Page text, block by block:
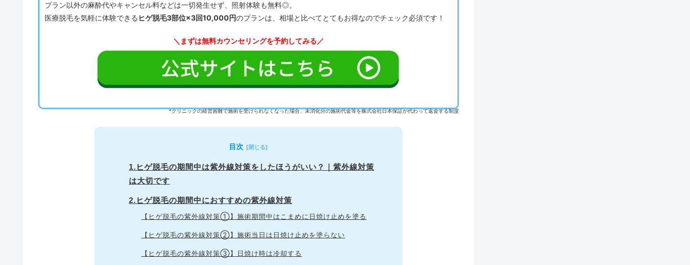
プラン以外の麻酔代やキャンセル料などは一切発生せず、照射体験も無料◎。
医療脱毛を気軽に体験できる ヒゲ脱毛3部位×3回10,000円のプランは、相場と比べてとてもお得なのでチェック必須です！
＼まずは無料カウンセリングを予約してみる／
*クリニックの経営困難で施術を受けられなくなった場合、未消化分の施術代金等を株式会社日本保証が代わって返金する制度
目次
1.ヒゲ脱毛の期間中は紫外線対策をしたほうがいい？｜紫外線対策
は大切です
2.ヒゲ脱毛の期間中におすすめの紫外線対策
【ヒゲ脱毛の紫外線対策①】施術期間中はこまめに日焼け止めを塗る
【ヒゲ脱毛の紫外線対策②】施術当日は日焼け止めを塗らない
【ヒゲ脱毛の紫外線対策③】日焼け時は冷却する